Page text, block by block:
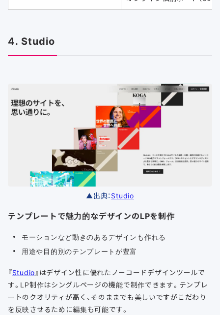
4. Studio
▲出典： Studio
テンプレートで魅力的なデザインのLPを制作
モーションなど動きのあるデザインも作れる
用途や目的別のテンプレートが豊富
『Studio』はデザイン性に優れたノーコードデザインツールで
す。LP制作はシングルページの機能で制作できます。テンプレ
ートのクオリティが高く、そのままでも美しいですがこだわり
を反映させるために編集も可能です。